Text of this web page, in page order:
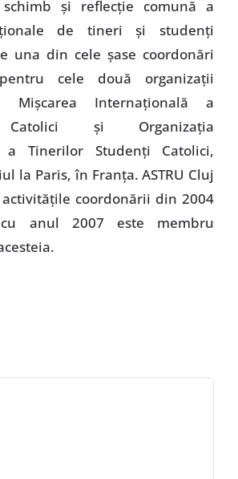
şi reflecţie comună a
de tineri şi studenţi
una din cele şase coordonări
cele două organizaţii
Mişcarea Internaţională a
Catolici şi Organizaţia
a Tinerilor Studenţi Catolici,
la Paris, în Franţa. ASTRU Cluj
coordonării din 2004
anul 2007 este membru